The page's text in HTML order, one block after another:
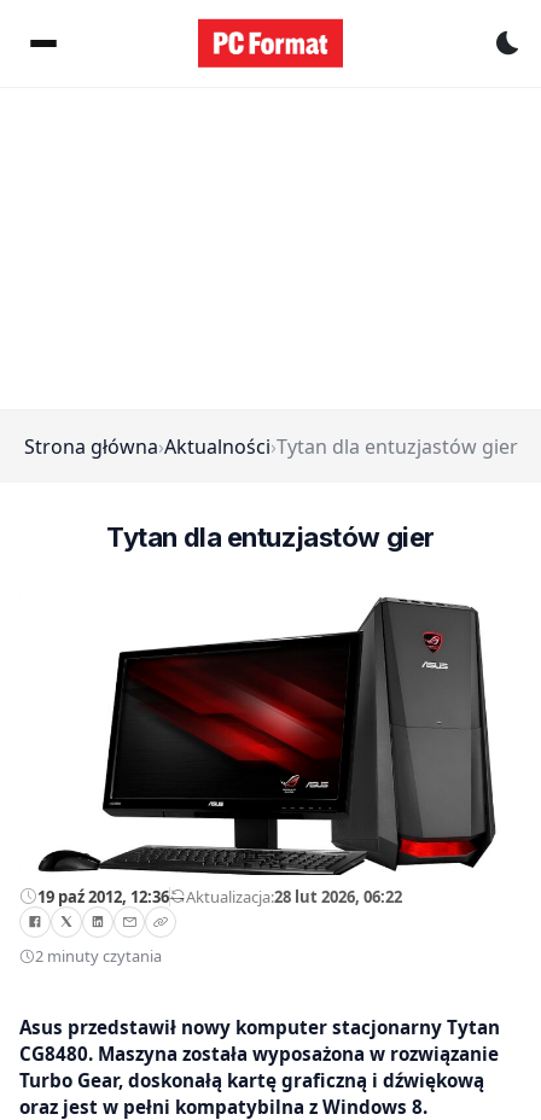
Strona główna›Aktualności›Tytan dla entuzjastów gier
Tytan dla entuzjastów gier
19 paź 2012, 12:36—Aktualizacja:28 lut 2026, 06:22
2 minuty czytania
Asus przedstawił nowy komputer stacjonarny Tytan
CG8480. Maszyna została wyposażona w rozwiązanie
Turbo Gear, doskonałą kartę graficzną i dźwiękową
oraz jest w pełni kompatybilna z Windows 8.